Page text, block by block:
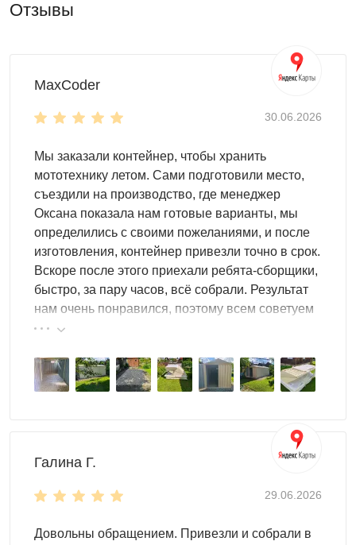
Отзывы
MaxCoder
30.06.2026
Мы заказали контейнер, чтобы хранить
мототехнику летом. Сами подготовили место,
съездили на производство, где менеджер
Оксана показала нам готовые варианты, мы
определились с своими пожеланиями, и после
изготовления, контейнер привезли точно в срок.
Вскоре после этого приехали ребята-сборщики,
быстро, за пару часов, всё собрали. Результат
нам очень понравился, поэтому всем советуем
эту фирму.
Галина Г.
29.06.2026
Довольны обращением. Привезли и собрали в